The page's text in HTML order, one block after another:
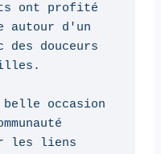
ont profité
autour d'un
douceurs
occasion
les liens